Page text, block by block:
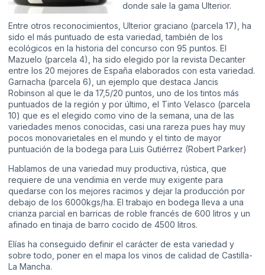
donde sale la gama Ulterior.
Entre otros reconocimientos, Ulterior graciano (parcela 17), ha
sido el más puntuado de esta variedad, también de los
ecológicos en la historia del concurso con 95 puntos. El
Mazuelo (parcela 4), ha sido elegido por la revista Decanter
entre los 20 mejores de España elaborados con esta variedad.
Garnacha (parcela 6), un ejemplo que destaca Jancis
Robinson al que le da 17,5/20 puntos, uno de los tintos más
puntuados de la región y por último, el Tinto Velasco (parcela
10) que es el elegido como vino de la semana, una de las
variedades menos conocidas, casi una rareza pues hay muy
pocos monovarietales en el mundo y el tinto de mayor
puntuación de la bodega para Luis Gutiérrez (Robert Parker)
Hablamos de una variedad muy productiva, rústica, que
requiere de una vendimia en verde muy exigente para
quedarse con los mejores racimos y dejar la producción por
debajo de los 6000kgs/ha. El trabajo en bodega lleva a una
crianza parcial en barricas de roble francés de 600 litros y un
afinado en tinaja de barro cocido de 4500 litros.
Elías ha conseguido definir el carácter de esta variedad y
sobre todo, poner en el mapa los vinos de calidad de Castilla-
La Mancha.